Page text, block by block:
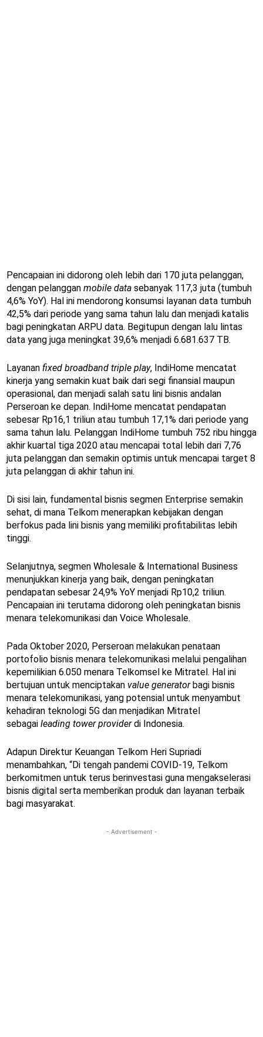
Pencapaian ini didorong oleh lebih dari 170 juta pelanggan,
dengan pelanggan mobile data sebanyak 117,3 juta (tumbuh
4,6% YoY). Hal ini mendorong konsumsi layanan data tumbuh
42,5% dari periode yang sama tahun lalu dan menjadi katalis
bagi peningkatan ARPU data. Begitupun dengan lalu lintas
data yang juga meningkat 39,6% menjadi 6.681.637 TB.
Layanan fixed broadband triple play, IndiHome mencatat
kinerja yang semakin kuat baik dari segi finansial maupun
operasional, dan menjadi salah satu lini bisnis andalan
Perseroan ke depan. IndiHome mencatat pendapatan
sebesar Rp16,1 triliun atau tumbuh 17,1% dari periode yang
sama tahun lalu. Pelanggan IndiHome tumbuh 752 ribu hingga
akhir kuartal tiga 2020 atau mencapai total lebih dari 7,76
juta pelanggan dan semakin optimis untuk mencapai target 8
juta pelanggan di akhir tahun ini.
Di sisi lain, fundamental bisnis segmen Enterprise semakin
sehat, di mana Telkom menerapkan kebijakan dengan
berfokus pada lini bisnis yang memiliki profitabilitas lebih
tinggi.
Selanjutnya, segmen Wholesale & International Business
menunjukkan kinerja yang baik, dengan peningkatan
pendapatan sebesar 24,9% YoY menjadi Rp10,2 triliun.
Pencapaian ini terutama didorong oleh peningkatan bisnis
menara telekomunikasi dan Voice Wholesale.
Pada Oktober 2020, Perseroan melakukan penataan
portofolio bisnis menara telekomunikasi melalui pengalihan
kepemilikian 6.050 menara Telkomsel ke Mitratel. Hal ini
bertujuan untuk menciptakan value generatorbagi bisnis
menara telekomunikasi, yang potensial untuk menyambut
kehadiran teknologi 5G dan menjadikan Mitratel
sebagai leading tower providerdi Indonesia.
Adapun Direktur Keuangan Telkom Heri Supriadi
menambahkan, “Di tengah pandemi COVID-19, Telkom
berkomitmen untuk terus berinvestasi guna mengakselerasi
bisnis digital serta memberikan produk dan layanan terbaik
bagi masyarakat.
- Advertisement -